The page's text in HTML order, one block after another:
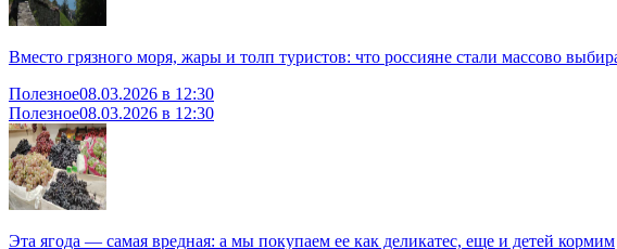
Вместо грязного моря, жары и толп туристов: что россияне стали массово
Полезное08.03.2026 в 12:30
Полезное08.03.2026 в 12:30
Эта ягода — самая вредная: а мы покупаем ее как деликатес, еще и детей кормим